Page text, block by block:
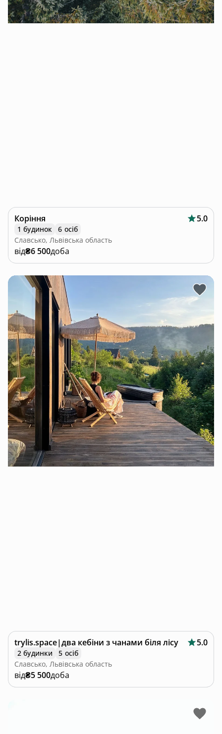
Коріння 5.0
1 будинок
6 осіб
Славсько, Львівська область
від₴6 500доба
trylis.space|два кебіни з чанами біля лісу 5.0
2 будинки
5 осіб
Славсько, Львівська область
від₴5 500доба